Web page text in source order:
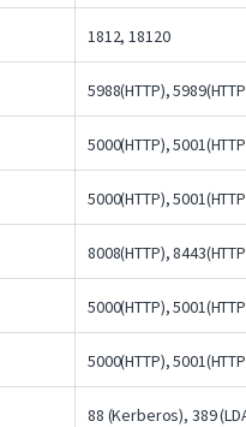
1812, 18120
5988(HTTP),
5000(HTTP),
5000(HTTP),
8008(HTTP),
5000(HTTP),
5000(HTTP),
88 (Kerberos), 389